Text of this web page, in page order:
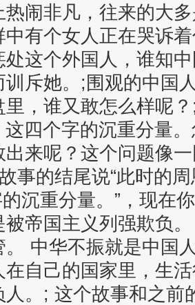
热闹非凡，往来的大
中有个女人正在哭诉
这个外国人，谁知
训斥她。;围观的中国
里，谁又敢怎么样呢
这四个字的沉重分量
来呢？这个问题像
事的结尾说“此时的
的沉重分量。”，现在
被帝国主义列强欺负
。 中华不振就是中国
自己的国家里，生
人。; 这个故事和之前